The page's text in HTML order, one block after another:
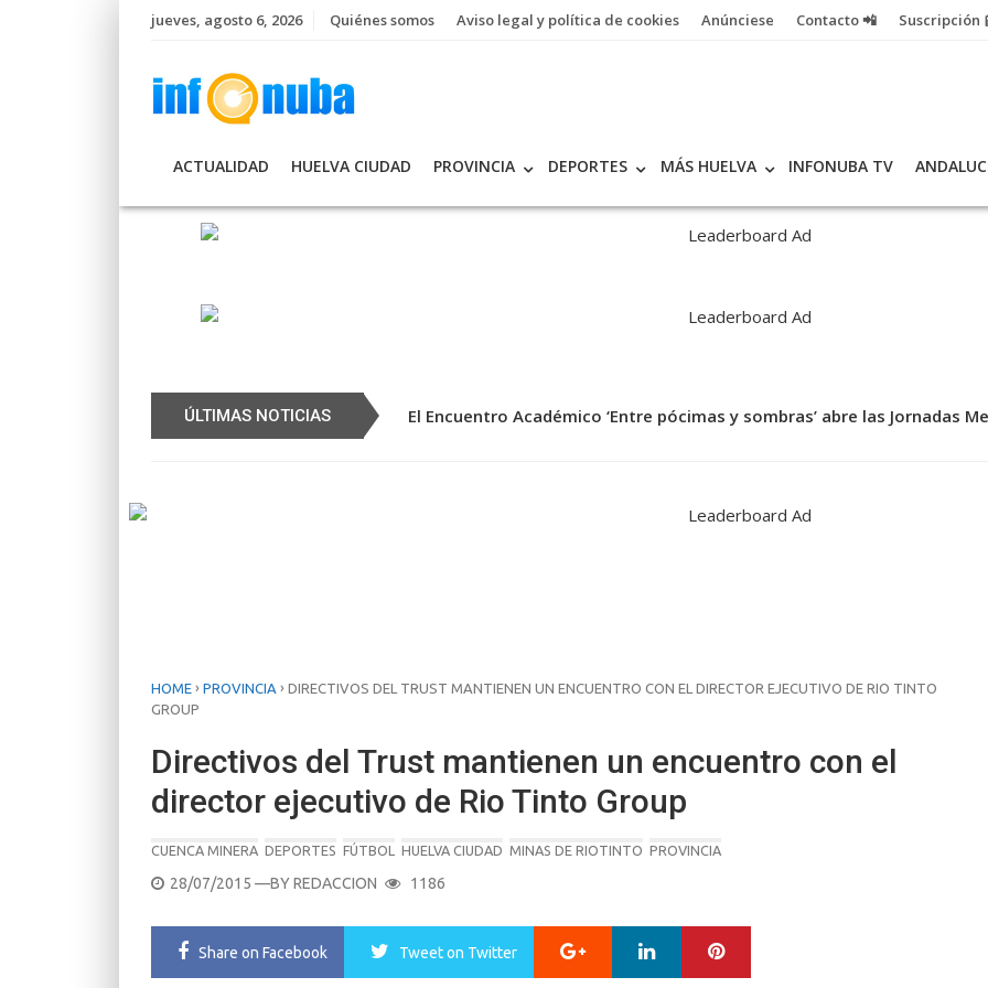
jueves, agosto 6, 2026 Quiénes somos Aviso legal y política de cookies Anúnciese Contacto 📲 Suscripción
ACTUALIDAD HUELVA CIUDAD PROVINCIA DEPORTES MÁS HUELVA INFONUBA TV
ÚLTIMAS NOTICIAS El Encuentro Académico ‘Entre pócimas y sombras’ abre las Jornadas
Cerca de 2.000 centros andaluces recibieron productos hortofrutícolas
HOME › PROVINCIA › DIRECTIVOS DEL TRUST MANTIENEN UN ENCUENTRO CON EL DIRECTOR EJECUTIVO DE RIO TINTO
GROUP
Directivos del Trust mantienen un encuentro con el
director ejecutivo de Rio Tinto Group
CUENCA MINERA DEPORTES FÚTBOL HUELVA CIUDAD MINAS DE RIOTINTO PROVINCIA
POSTED
28/07/2015 —BYREDACCION 1186
Share on Facebook Tweeton Twitter Google+ LinkedIn